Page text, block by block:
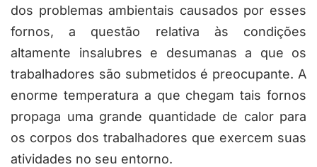
dos problemas ambientais causados por esses
fornos, a questão relativa às condições
altamente insalubres e desumanas a que os
trabalhadores são submetidos é preocupante. A
enorme temperatura a que chegam tais fornos
propaga uma grande quantidade de calor para
os corpos dos trabalhadores que exercem suas
atividades no seu entorno.